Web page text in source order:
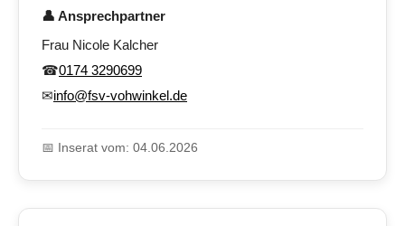
👤 Ansprechpartner
Frau Nicole Kalcher
☎0174 3290699
✉info@fsv-vohwinkel.de
📅 Inserat vom: 04.06.2026